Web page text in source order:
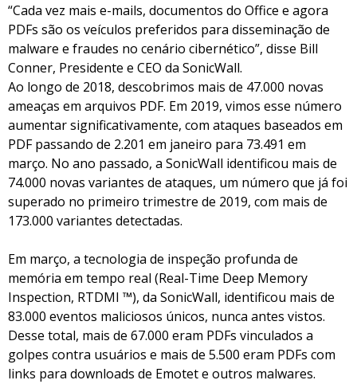
“Cada vez mais e-mails, documentos do Office e agora
PDFs são os veículos preferidos para disseminação de
malware e fraudes no cenário cibernético”, disse Bill
Conner, Presidente e CEO da SonicWall.
Ao longo de 2018, descobrimos mais de 47.000 novas
ameaças em arquivos PDF. Em 2019, vimos esse número
aumentar significativamente, com ataques baseados em
PDF passando de 2.201 em janeiro para 73.491 em
março. No ano passado, a SonicWall identificou mais de
74.000 novas variantes de ataques, um número que já foi
superado no primeiro trimestre de 2019, com mais de
173.000 variantes detectadas.
Em março, a tecnologia de inspeção profunda de
memória em tempo real (Real-Time Deep Memory
Inspection, RTDMI ™), da SonicWall, identificou mais de
83.000 eventos maliciosos únicos, nunca antes vistos.
Desse total, mais de 67.000 eram PDFs vinculados a
golpes contra usuários e mais de 5.500 eram PDFs com
links para downloads de Emotet e outros malwares.